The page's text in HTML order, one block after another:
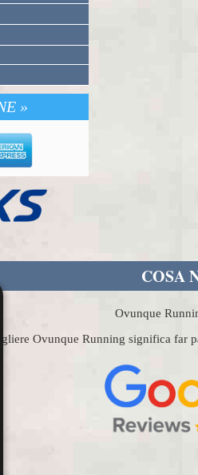
»
COSA
Ovunque
Ovunque Running significa far